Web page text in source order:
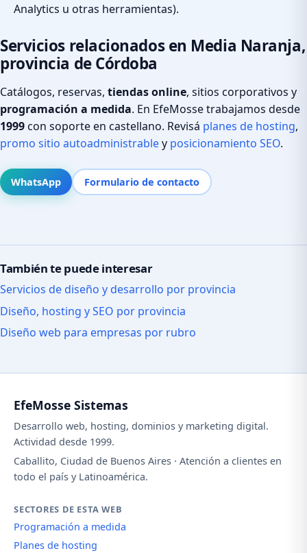
Analytics u otras herramientas).
Servicios relacionados en Media Naranja,
provincia de Córdoba
Catálogos, reservas, tiendas online, sitios corporativos y
programación a medida. En EfeMosse trabajamos desde
1999con soporte en castellano. Revisá planes de hosting,
promo sitio autoadministrabley posicionamiento SEO.
WhatsApp Formulario de contacto
También te puede interesar
Servicios de diseño y desarrollo por provincia
Diseño, hosting y SEO por provincia
Diseño web para empresas por rubro
EfeMosse Sistemas
Desarrollo web, hosting, dominios y marketing digital.
Actividad desde 1999.
Caballito, Ciudad de Buenos Aires · Atención a clientes en
todo el país y Latinoamérica.
SECTORES DE ESTA WEB
Programación a medida
Planes de hosting